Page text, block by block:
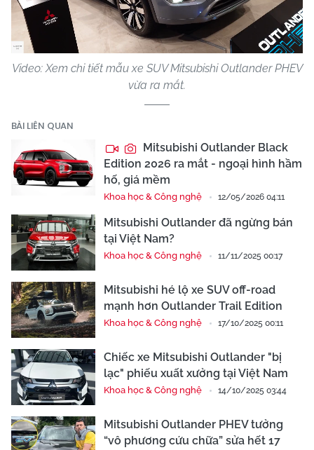
Video
Video: Xem chi tiết mẫu xe SUV Mitsubishi Outlander PHEV
vừa ra mắt.
BÀI LIÊN QUAN
Mitsubishi Outlander Black
Edition 2026 ra mắt - ngoại hình hầm
hố, giá mềm
Khoa học & Công nghệ 12/05/2026 04:11
Mitsubishi Outlander đã ngừng bán
tại Việt Nam?
Khoa học & Công nghệ 11/11/2025 00:17
Mitsubishi hé lộ xe SUV off-road
mạnh hơn Outlander Trail Edition
Khoa học & Công nghệ 17/10/2025 00:11
Chiếc xe Mitsubishi Outlander "bị
lạc" phiếu xuất xưởng tại Việt Nam
Khoa học & Công nghệ 14/10/2025 03:44
Mitsubishi Outlander PHEV tưởng
“vô phương cứu chữa” sửa hết 17